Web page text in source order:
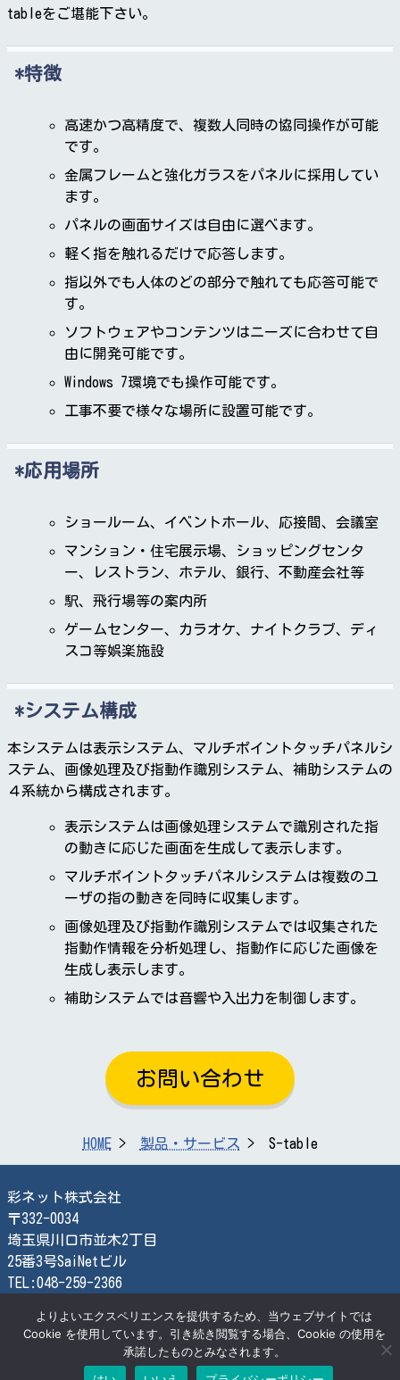
tableをご堪能下さい。
特徴
高速かつ高精度で、複数人同時の協同操作が可能
です。
金属フレームと強化ガラスをパネルに採用してい
ます。
パネルの画面サイズは自由に選べます。
軽く指を触れるだけで応答します。
指以外でも人体のどの部分で触れても応答可能で
す。
ソフトウェアやコンテンツはニーズに合わせて自
由に開発可能です。
Windows 7環境でも操作可能です。
工事不要で様々な場所に設置可能です。
応用場所
ショールーム、イベントホール、応接間、会議室
マンション・住宅展示場、ショッピングセンタ
ー、レストラン、ホテル、銀行、不動産会社等
駅、飛行場等の案内所
ゲームセンター、カラオケ、ナイトクラブ、ディ
スコ等娯楽施設
システム構成
本システムは表示システム、マルチポイントタッチパネルシ
ステム、画像処理及び指動作識別システム、補助システムの
４系統から構成されます。
表示システムは画像処理システムで識別された指
の動きに応じた画面を生成して表示します。
マルチポイントタッチパネルシステムは複数のユ
ーザの指の動きを同時に収集します。
画像処理及び指動作識別システムでは収集された
指動作情報を分析処理し、指動作に応じた画像を
生成し表示します。
補助システムでは音響や入出力を制御します。
お問い合わせ
HOME 製品・サービス S-table
彩ネット株式会社
〒332-0034
埼玉県川口市並木2丁目
25番3号SaiNetビル
TEL:048-259-2366
検索する
よりよいエクスペリエンスを提供するため、当ウェブサイトでは
Cookie を使用しています。引き続き閲覧する場合、Cookie の使用を
承諾したものとみなされます。